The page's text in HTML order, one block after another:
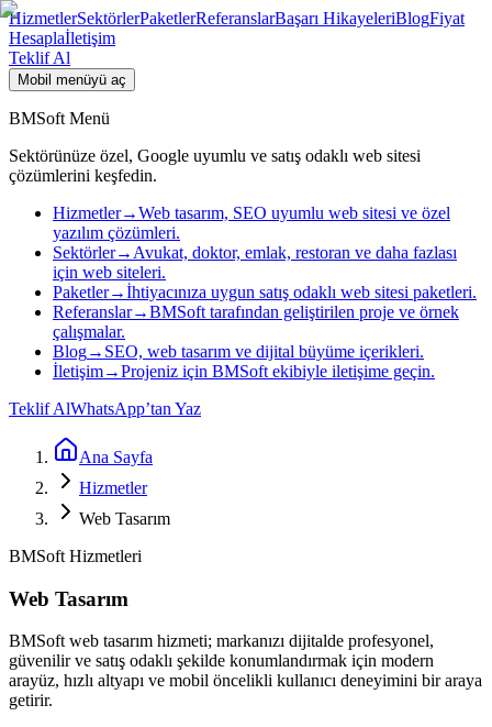
HizmetlerSektörlerPaketlerReferanslarBaşarı HikayeleriBlogFiyat
Hesaplaİletişim
Teklif Al
Mobil menüyü aç
BMSoft Menü
Sektörünüze özel, Google uyumlu ve satış odaklı web sitesi
çözümlerini keşfedin.
Hizmetler→Web tasarım, SEO uyumlu web sitesi ve özel
yazılım çözümleri.
Sektörler→ Avukat, doktor, emlak, restoran ve daha fazlası
için web siteleri.
Paketler→İhtiyacınıza uygun satış odaklı web sitesi paketleri.
Referanslar→BMSoft tarafından geliştirilen proje ve örnek
çalışmalar.
Blog→ SEO, web tasarım ve dijital büyüme içerikleri.
İletişim→Projeniz için BMSoft ekibiyle iletişime geçin.
Teklif AlWhatsApp’tan Yaz
Ana Sayfa
Hizmetler
Web Tasarım
BMSoft Hizmetleri
Web Tasarım
BMSoft web tasarım hizmeti; markanızı dijitalde profesyonel,
güvenilir ve satış odaklı şekilde konumlandırmak için modern
arayüz, hızlı altyapı ve mobil öncelikli kullanıcı deneyimini bir araya
getirir.